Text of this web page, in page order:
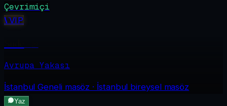
Çevrimiçi
VVIP
Avrupa Yakası
İstanbul Genelimasöz · İstanbul bireysel masöz
Yaz